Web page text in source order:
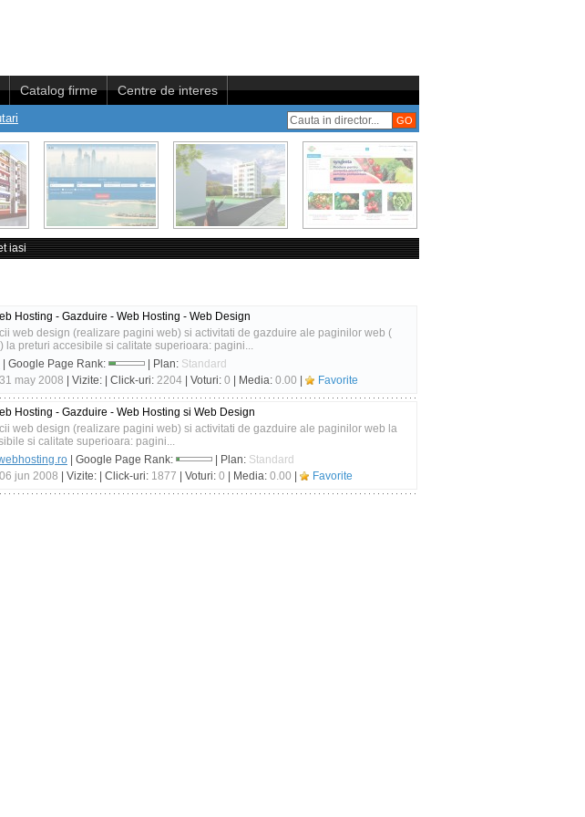
Catalog firme Centre de interes
iasi
Hosting - Gazduire - Web Hosting - Web Design
web design (realizare pagini web) si activitati de gazduire ale paginilor web (
la preturi accesibile si calitate superioara: pagini...
| Google Page Rank: | Plan: Standard
31 may 2008 | Vizite: | Click-uri: 2204 | Voturi: 0 | Media: 0.00 Favorite
Hosting - Gazduire - Web Hosting si Web Design
web design (realizare pagini web) si activitati de gazduire ale paginilor web la
si calitate superioara: pagini...
| Google Page Rank: | Plan: Standard
06 jun 2008 | Vizite: | Click-uri: 1877 | Voturi: 0 | Media: 0.00 Favorite